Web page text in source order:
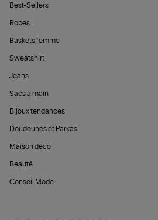
Best-Sellers
Robes
Baskets femme
Sweatshirt
Jeans
Sacs à main
Bijoux tendances
Doudounes et Parkas
Maison déco
Beauté
Conseil Mode